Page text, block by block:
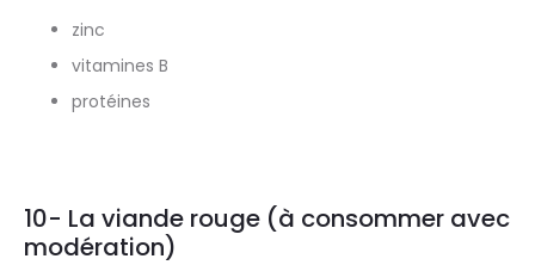
zinc
vitamines B
protéines
10- La viande rouge (à consommer avec
modération)